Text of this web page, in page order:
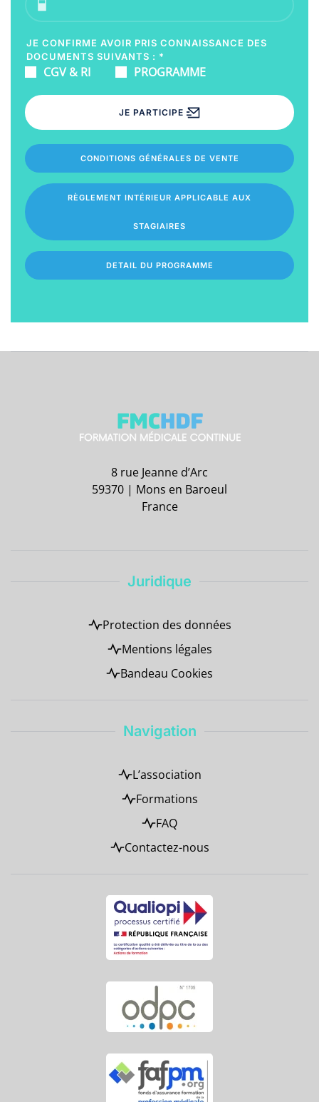
JE CONFIRME AVOIR PRIS CONNAISSANCE DES
DOCUMENTS SUIVANTS : *
CGV & RI PROGRAMME
JE PARTICIPE
CONDITIONS GÉNÉRALES DE VENTE
RÈGLEMENT INTÉRIEUR APPLICABLE AUX
STAGIAIRES
DETAIL DU PROGRAMME
8 rue Jeanne d’Arc
59370 | Mons en Baroeul
France
Juridique
Protection des données
Mentions légales
Bandeau Cookies
Navigation
L’association
Formations
FAQ
Contactez-nous